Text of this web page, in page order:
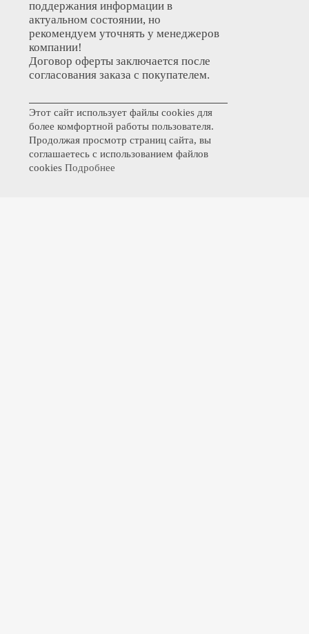
поддержания информации в
актуальном состоянии, но
рекомендуем уточнять у менеджеров
компании!
Договор оферты заключается после
согласования заказа с покупателем.
Этот сайт использует файлы cookies для
более комфортной работы пользователя.
Продолжая просмотр страниц сайта, вы
соглашаетесь с использованием файлов
cookies Подробнее